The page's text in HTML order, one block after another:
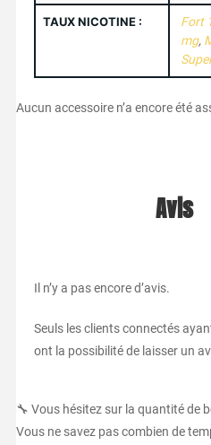
TAUX NICOTINE : Fort
mg,
Aucun accessoire n’a encore été
Avis
Il n’y a pas encore d’avis.
Seuls les clients connectés
ont la possibilité de laisser un
🔧 Vous hésitez sur la quantité de
Vous ne savez pas combien de